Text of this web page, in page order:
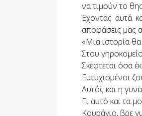
να τιμούν το
Έχοντας αυτά
αποφάσεις μας
«Μια ιστορία
Στου
Σκέφτεται όσα
Ευτυχισμένοι
Αυτός και η
Γι αυτό και τα
Κουράγιο, βρε